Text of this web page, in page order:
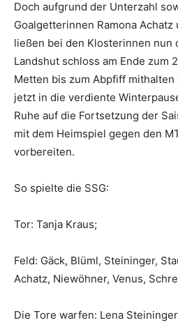
Doch aufgrund der Unterzahl
Goalgetterinnen Ramona Achatz
ließen bei den Klosterinnen nun
Landshut schloss am Ende zum
Metten bis zum Abpfiff mithalten
jetzt in die verdiente
Ruhe auf die Fortsetzung der
mit dem Heimspiel gegen den
vorbereiten.
So spielte die SSG:
Tor: Tanja Kraus;
Feld: Gäck, Blüml, Steininger,
Achatz, Niewöhner, Venus,
Die Tore warfen: Lena